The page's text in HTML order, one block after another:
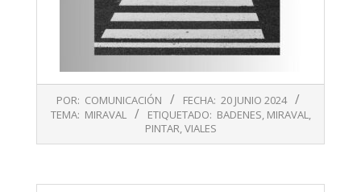
06-
POR: COMUNICACIÓN FECHA: 20 JUNIO 2024
TEMA: MIRAVAL ETIQUETADO: BADENES, MIRAVAL,
PINTAR,VIALES